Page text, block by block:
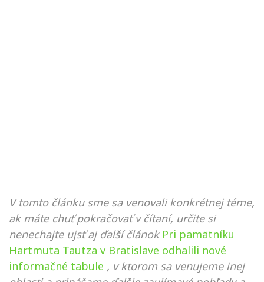
V tomto článku sme sa venovali konkrétnej téme,
ak máte chuť pokračovať v čítaní, určite si
nenechajte ujsť aj ďalší článok Pri pamätníku
Hartmuta Tautza v Bratislave odhalili nové
informačné tabule , v ktorom sa venujeme inej